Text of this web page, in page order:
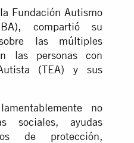
Fundación Autismo
compartió su
las múltiples
las personas con
(TEA) y sus
no
sociales, ayudas
de protección,